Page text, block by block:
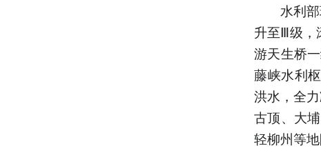
水利部
升至Ⅲ级，
游天生桥
藤峡水利
洪水，全
古顶、大
轻柳州等地